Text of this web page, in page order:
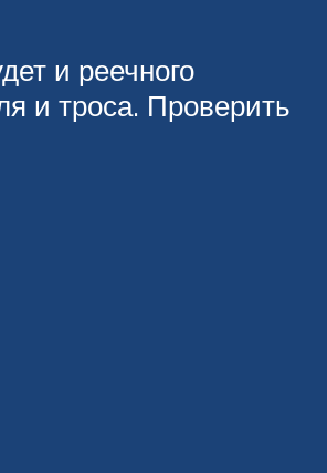
и реечного
и троса. Проверить